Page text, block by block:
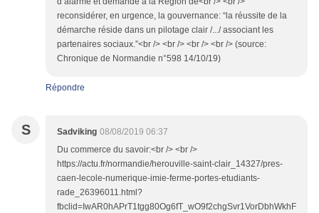
reconsidérer, en urgence, la gouvernance: “la réussite de la
démarche réside dans un pilotage clair /.../ associant les
partenaires sociaux.”<br /> <br /> <br /> <br /> (source:
Chronique de Normandie n°598 14/10/19)
Répondre
S Sadviking 08/08/2019 06:37
Du commerce du savoir:<br /> <br />
https://actu.fr/normandie/herouville-saint-clair_14327/pres-
caen-lecole-numerique-imie-ferme-portes-etudiants-
rade_26396011.html?
fbclid=IwAR0hAPrT1tgg80Og6fT_wO9f2chgSvr1VorDbhWkhF